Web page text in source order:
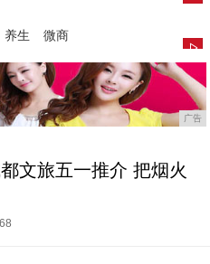
养生 微商
广告
文旅五一推介 把烟火